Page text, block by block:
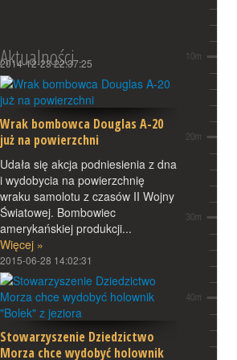
Aktualności
2014-12-23 22:37:25
Wrak bombowca Douglas A-20
już na powierzchni
Udała się akcja podniesienia z dna
i wydobycia na powierzchnię
wraku samolotu z czasów II Wojny
Światowej. Bombowiec
amerykańskiej produkcji...
Więcej »
2015-06-28 14:02:31
Stowarzyszenie Dziedzictwo
Morza chce wydobyć holownik